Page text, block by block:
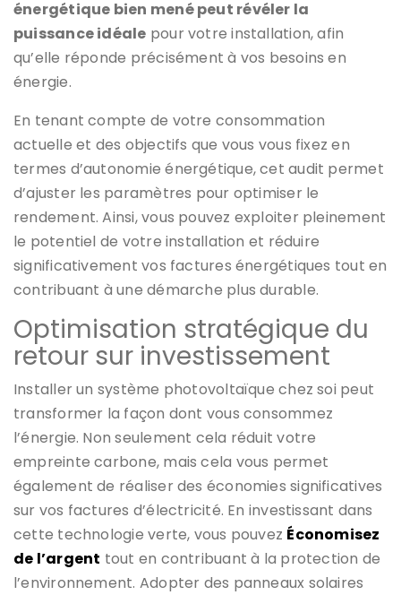
énergétique bien mené peut révéler la
puissance idéale pour votre installation, afin
qu’elle réponde précisément à vos besoins en
énergie.
En tenant compte de votre consommation
actuelle et des objectifs que vous vous fixez en
termes d’autonomie énergétique, cet audit permet
d’ajuster les paramètres pour optimiser le
rendement. Ainsi, vous pouvez exploiter pleinement
le potentiel de votre installation et réduire
significativement vos factures énergétiques tout en
contribuant à une démarche plus durable.
Optimisation stratégique du
retour sur investissement
Installer un système photovoltaïque chez soi peut
transformer la façon dont vous consommez
l’énergie. Non seulement cela réduit votre
empreinte carbone, mais cela vous permet
également de réaliser des économies significatives
sur vos factures d’électricité. En investissant dans
cette technologie verte, vous pouvez Économisez
de l’argent tout en contribuant à la protection de
l’environnement. Adopter des panneaux solaires